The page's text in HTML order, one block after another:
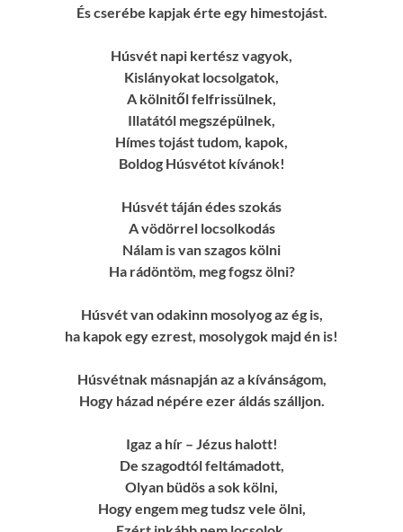
És cserébe kapjak érte egy himestojást.
Húsvét napi kertész vagyok,
Kislányokat locsolgatok,
A kölnitől felfrissülnek,
Illatától megszépülnek,
Hímes tojást tudom, kapok,
Boldog Húsvétot kívánok!
Húsvét táján édes szokás
A vödörrel locsolkodás
Nálam is van szagos kölni
Ha rádöntöm, meg fogsz ölni?
Húsvét van odakinn mosolyog az ég is,
ha kapok egy ezrest, mosolygok majd én is!
Húsvétnak másnapján az a kívánságom,
Hogy házad népére ezer áldás szálljon.
Igaz a hír – Jézus halott!
De szagodtól feltámadott,
Olyan büdös a sok kölni,
Hogy engem meg tudsz vele ölni,